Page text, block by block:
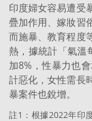
印度婦女容易遭受
疊加作用、嫁妝習
而施暴、教育程度
熱，據統計「氣溫
加8%，性暴力也會
計惡化，女性需長
暴案件也銳增。
註1：根據2022年印